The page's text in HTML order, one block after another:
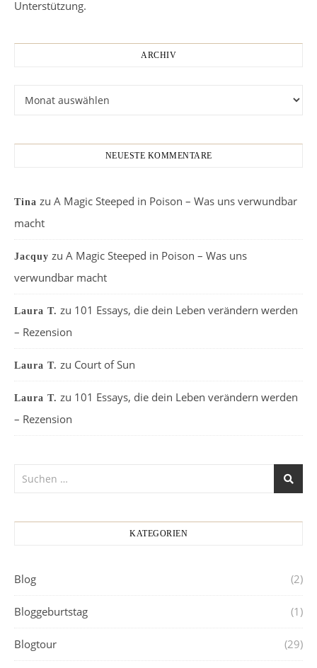
Unterstützung.
ARCHIV
NEUESTE KOMMENTARE
Tina zu A Magic Steeped in Poison – Was uns verwundbar
macht
Jacquy zu A Magic Steeped in Poison – Was uns
verwundbar macht
Laura T. zu 101 Essays, die dein Leben verändern werden
– Rezension
Laura T. zu Court of Sun
Laura T. zu 101 Essays, die dein Leben verändern werden
– Rezension
KATEGORIEN
Blog (2)
Bloggeburtstag (1)
Blogtour (29)